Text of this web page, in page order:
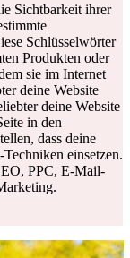
Sichtbarkeit ihrer
Schlüsselwörter
Produkten oder
sie im Internet
deine Website
deine Website
in den
dass deine
einsetzen.
PPC, E-Mail-